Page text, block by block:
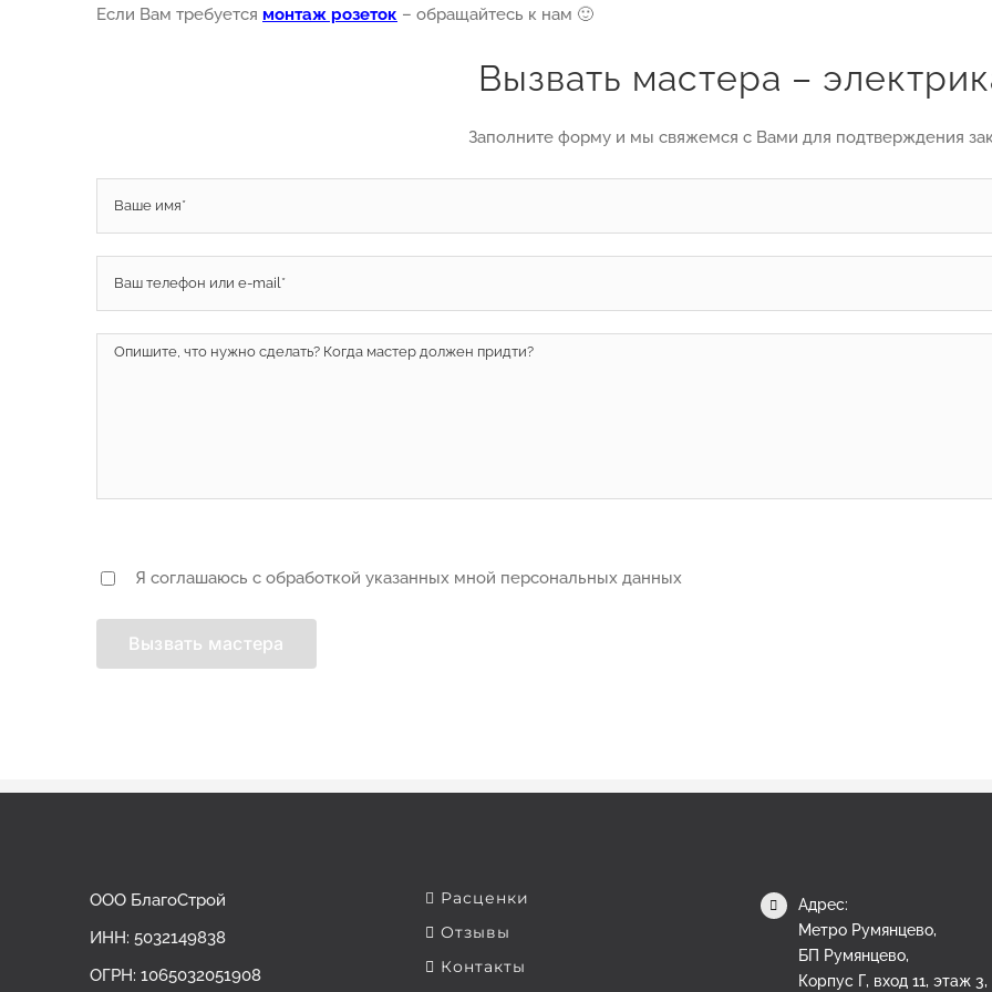
Если Вам требуется монтаж розеток – обращайтесь к нам 🙂
Вызвать мастера –
Заполните форму и мы свяжемся с Вами для подтверждения
Я соглашаюсь с обработкой указанных мной персональных данных
ООО БлагоСтрой
ИНН: 5032149838
ОГРН: ‎1065032051908
Расценки
Отзывы
Контакты
Адрес:
Метро Румянцево,
БП Румянцево,
Корпус Г, вход 11, этаж